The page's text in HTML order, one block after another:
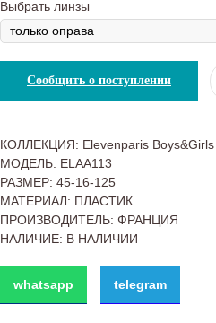
Выбрать линзы
Сообщить о поступлении
КОЛЛЕКЦИЯ: Elevenparis Boys&Girls
МОДЕЛЬ: ELAA113
РАЗМЕР: 45-16-125
МАТЕРИАЛ: ПЛАСТИК
ПРОИЗВОДИТЕЛЬ: ФРАНЦИЯ
НАЛИЧИЕ: В НАЛИЧИИ
whatsapp telegram